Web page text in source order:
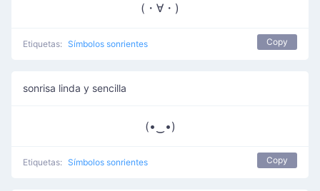
(・∀・)
Etiquetas: Símbolos sonrientes Copy
sonrisa linda y sencilla
(•‿•)
Etiquetas: Símbolos sonrientes Copy